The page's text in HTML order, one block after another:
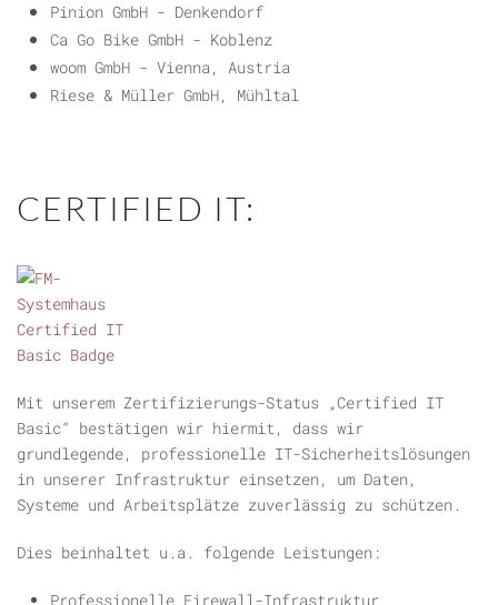
Pinion GmbH - Denkendorf
Ca Go Bike GmbH - Koblenz
woom GmbH - Vienna, Austria
Riese & Müller GmbH, Mühltal
CERTIFIED IT:
Mit unserem Zertifizierungs-Status „Certified IT
Basic“ bestätigen wir hiermit, dass wir
grundlegende, professionelle IT-Sicherheitslösungen
in unserer Infrastruktur einsetzen, um Daten,
Systeme und Arbeitsplätze zuverlässig zu schützen.
Dies beinhaltet u.a. folgende Leistungen:
Professionelle Firewall-Infrastruktur